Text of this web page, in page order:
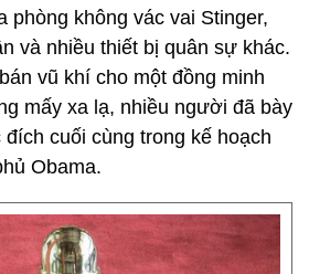
phòng không vác vai Stinger,
và nhiều thiết bị quân sự khác.
vũ khí cho một đồng minh
mấy xa lạ, nhiều người đã bày
cuối cùng trong kế hoạch
Obama.